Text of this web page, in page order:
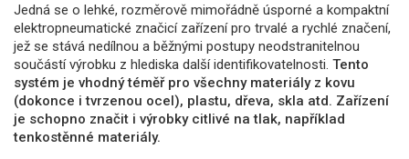
Jedná se o lehké, rozměrově mimořádně úsporné a kompaktní
elektropneumatické značicí zařízení pro trvalé a rychlé značení,
jež se stává nedílnou a běžnými postupy neodstranitelnou
součástí výrobku z hlediska další identifikovatelnosti. Tento
systém je vhodný téměř pro všechny materiály z kovu
(dokonce i tvrzenou ocel), plastu, dřeva, skla atd. Zařízení
je schopno značit i výrobky citlivé na tlak, například
tenkostěnné materiály.